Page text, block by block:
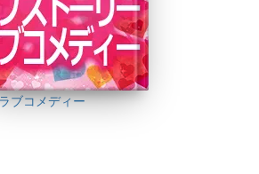
ブコメディー